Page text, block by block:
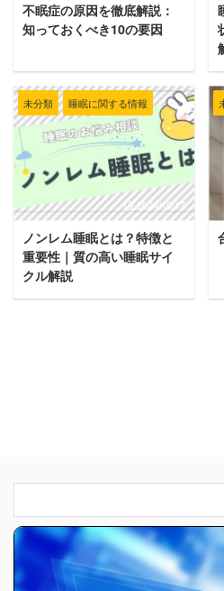
不眠症の原因を徹底解説：
知っておくべき10の要因
未分類 睡眠に関する情報
2024/10/17
ノンレム睡眠とは？特徴と
重要性｜質の高い睡眠サイ
クル解説